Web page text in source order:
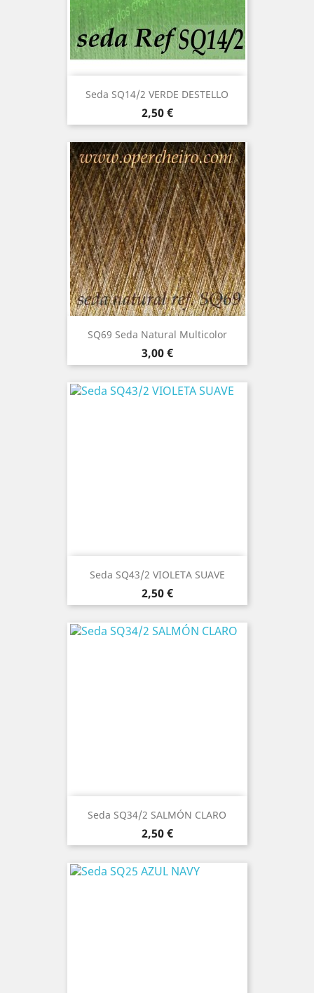
Seda SQ14/2 VERDE DESTELLO
Precio
2,50 €
SQ69 Seda Natural Multicolor
Precio
3,00 €
Seda SQ43/2 VIOLETA SUAVE
Precio
2,50 €
Seda SQ34/2 SALMÓN CLARO
Precio
2,50 €